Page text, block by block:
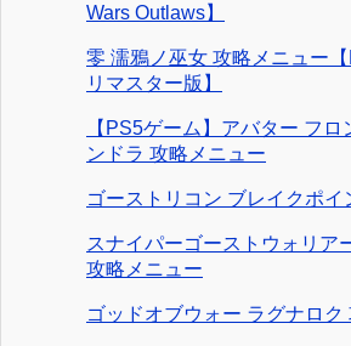
Wars Outlaws】
零 濡鴉ノ巫女 攻略メニュー
リマスター版】
【PS5ゲーム】アバター フ
ンドラ 攻略メニュー
ゴーストリコン ブレイクポイ
スナイパーゴーストウォリア
攻略メニュー
ゴッドオブウォー ラグナロク